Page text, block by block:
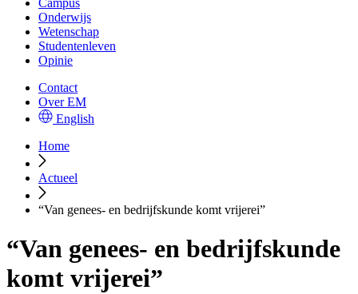
Campus
Onderwijs
Wetenschap
Studentenleven
Opinie
Contact
Over EM
English
Home
Actueel
“Van genees- en bedrijfskunde komt vrijerei”
“Van genees- en bedrijfskunde
komt vrijerei”